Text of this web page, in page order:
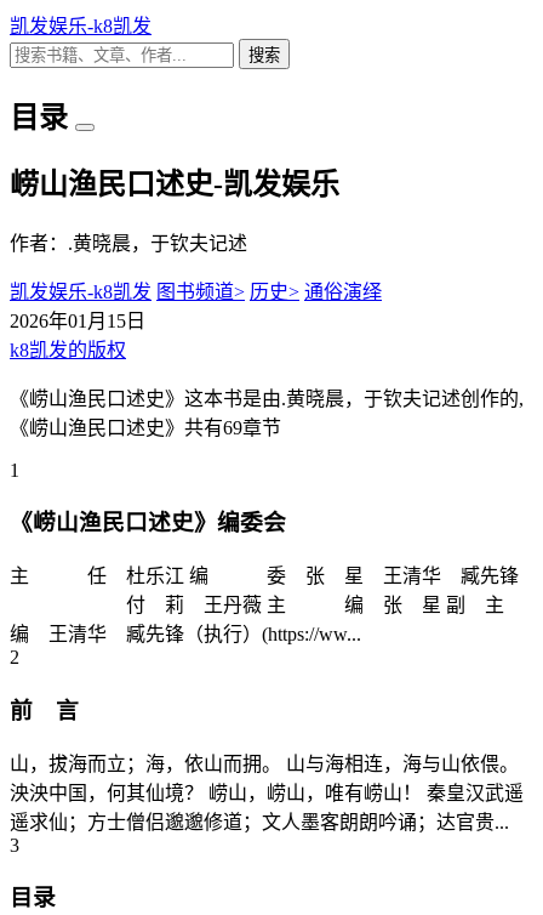
凯发娱乐-k8凯发
搜索
目录
崂山渔民口述史-凯发娱乐
作者：.黄晓晨，于钦夫记述
凯发娱乐-k8凯发 图书频道> 历史> 通俗演绎
2026年01月15日
k8凯发的版权
《崂山渔民口述史》这本书是由.黄晓晨，于钦夫记述创作的,
《崂山渔民口述史》共有69章节
1
《崂山渔民口述史》编委会
主 任 杜乐江 编 委 张 星 王清华 臧先锋
付 莉 王丹薇 主 编 张 星 副 主
编 王清华 臧先锋（执行）(https://ww...
2
前 言
山，拔海而立；海，依山而拥。 山与海相连，海与山依偎。
泱泱中国，何其仙境？ 崂山，崂山，唯有崂山！ 秦皇汉武遥
遥求仙；方士僧侣邈邈修道；文人墨客朗朗吟诵；达官贵...
3
目录